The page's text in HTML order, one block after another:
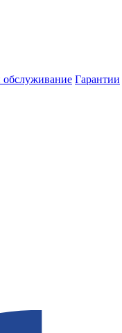
обслуживание Гарантии